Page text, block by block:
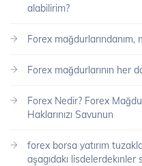
alabilirim?
Forex
Forex mağdurlarının her
Forex Nedir? Forex
Haklarınızı Savunun
forex borsa yatırım
aşagıdakı